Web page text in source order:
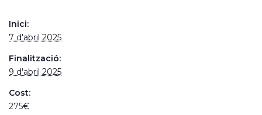
Inici:
7 d'abril 2025
Finalització:
9 d'abril 2025
Cost:
275€